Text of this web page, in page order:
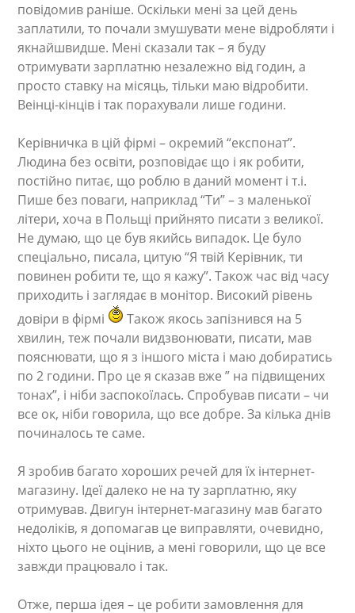
повідомив раніше. Оскільки мені за цей день
заплатили, то почали змушувати мене відробляти і
якнайшвидше. Мені сказали так – я буду
отримувати зарплатню незалежно від годин, а
просто ставку на місяць, тільки маю відробити.
Веінці-кінців і так порахували лише години.
Керівничка в цій фірмі – окремий “експонат”.
Людина без освіти, розповідає що і як робити,
постійно питає, що роблю в даний момент і т.і.
Пише без поваги, наприклад “Ти” – з маленької
літери, хоча в Польщі прийнято писати з великої.
Не думаю, що це був якийсь випадок. Це було
спеціально, писала, цитую “Я твій Керівник, ти
повинен робити те, що я кажу”. Також час від часу
приходить і заглядає в монітор. Високий рівень
довіри в фірмі
Також якось запізнився на 5
хвилин, теж почали видзвонювати, писати, мав
пояснювати, що я з іншого міста і маю добиратись
по 2 години. Про це я сказав вже ” на підвищених
тонах”, і ніби заспокоїлась. Спробував писати – чи
все ок, ніби говорила, що все добре. За кілька днів
починалось те саме.
Я зробив багато хороших речей для їх інтернет-
магазину. Ідеї далеко не на ту зарплатню, яку
отримував. Двигун інтернет-магазину мав багато
недоліків, я допомагав це виправляти, очевидно,
ніхто цього не оцінив, а мені говорили, що це все
завжди працювало і так.
Отже, перша ідея – це робити замовлення для